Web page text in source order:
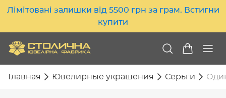
Лімітовані залишки від 5500 грн за грам. Встигни
купити
Главная Ювелирные украшения Серьги